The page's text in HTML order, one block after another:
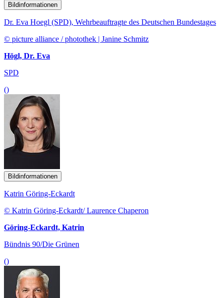
Bildinformationen
Dr. Eva Hoegl (SPD), Wehrbeauftragte des Deutschen Bundestages
© picture alliance / photothek | Janine Schmitz
Högl, Dr. Eva
SPD
()
Bildinformationen
Katrin Göring-Eckardt
© Katrin Göring-Eckardt/ Laurence Chaperon
Göring-Eckardt, Katrin
Bündnis 90/Die Grünen
()